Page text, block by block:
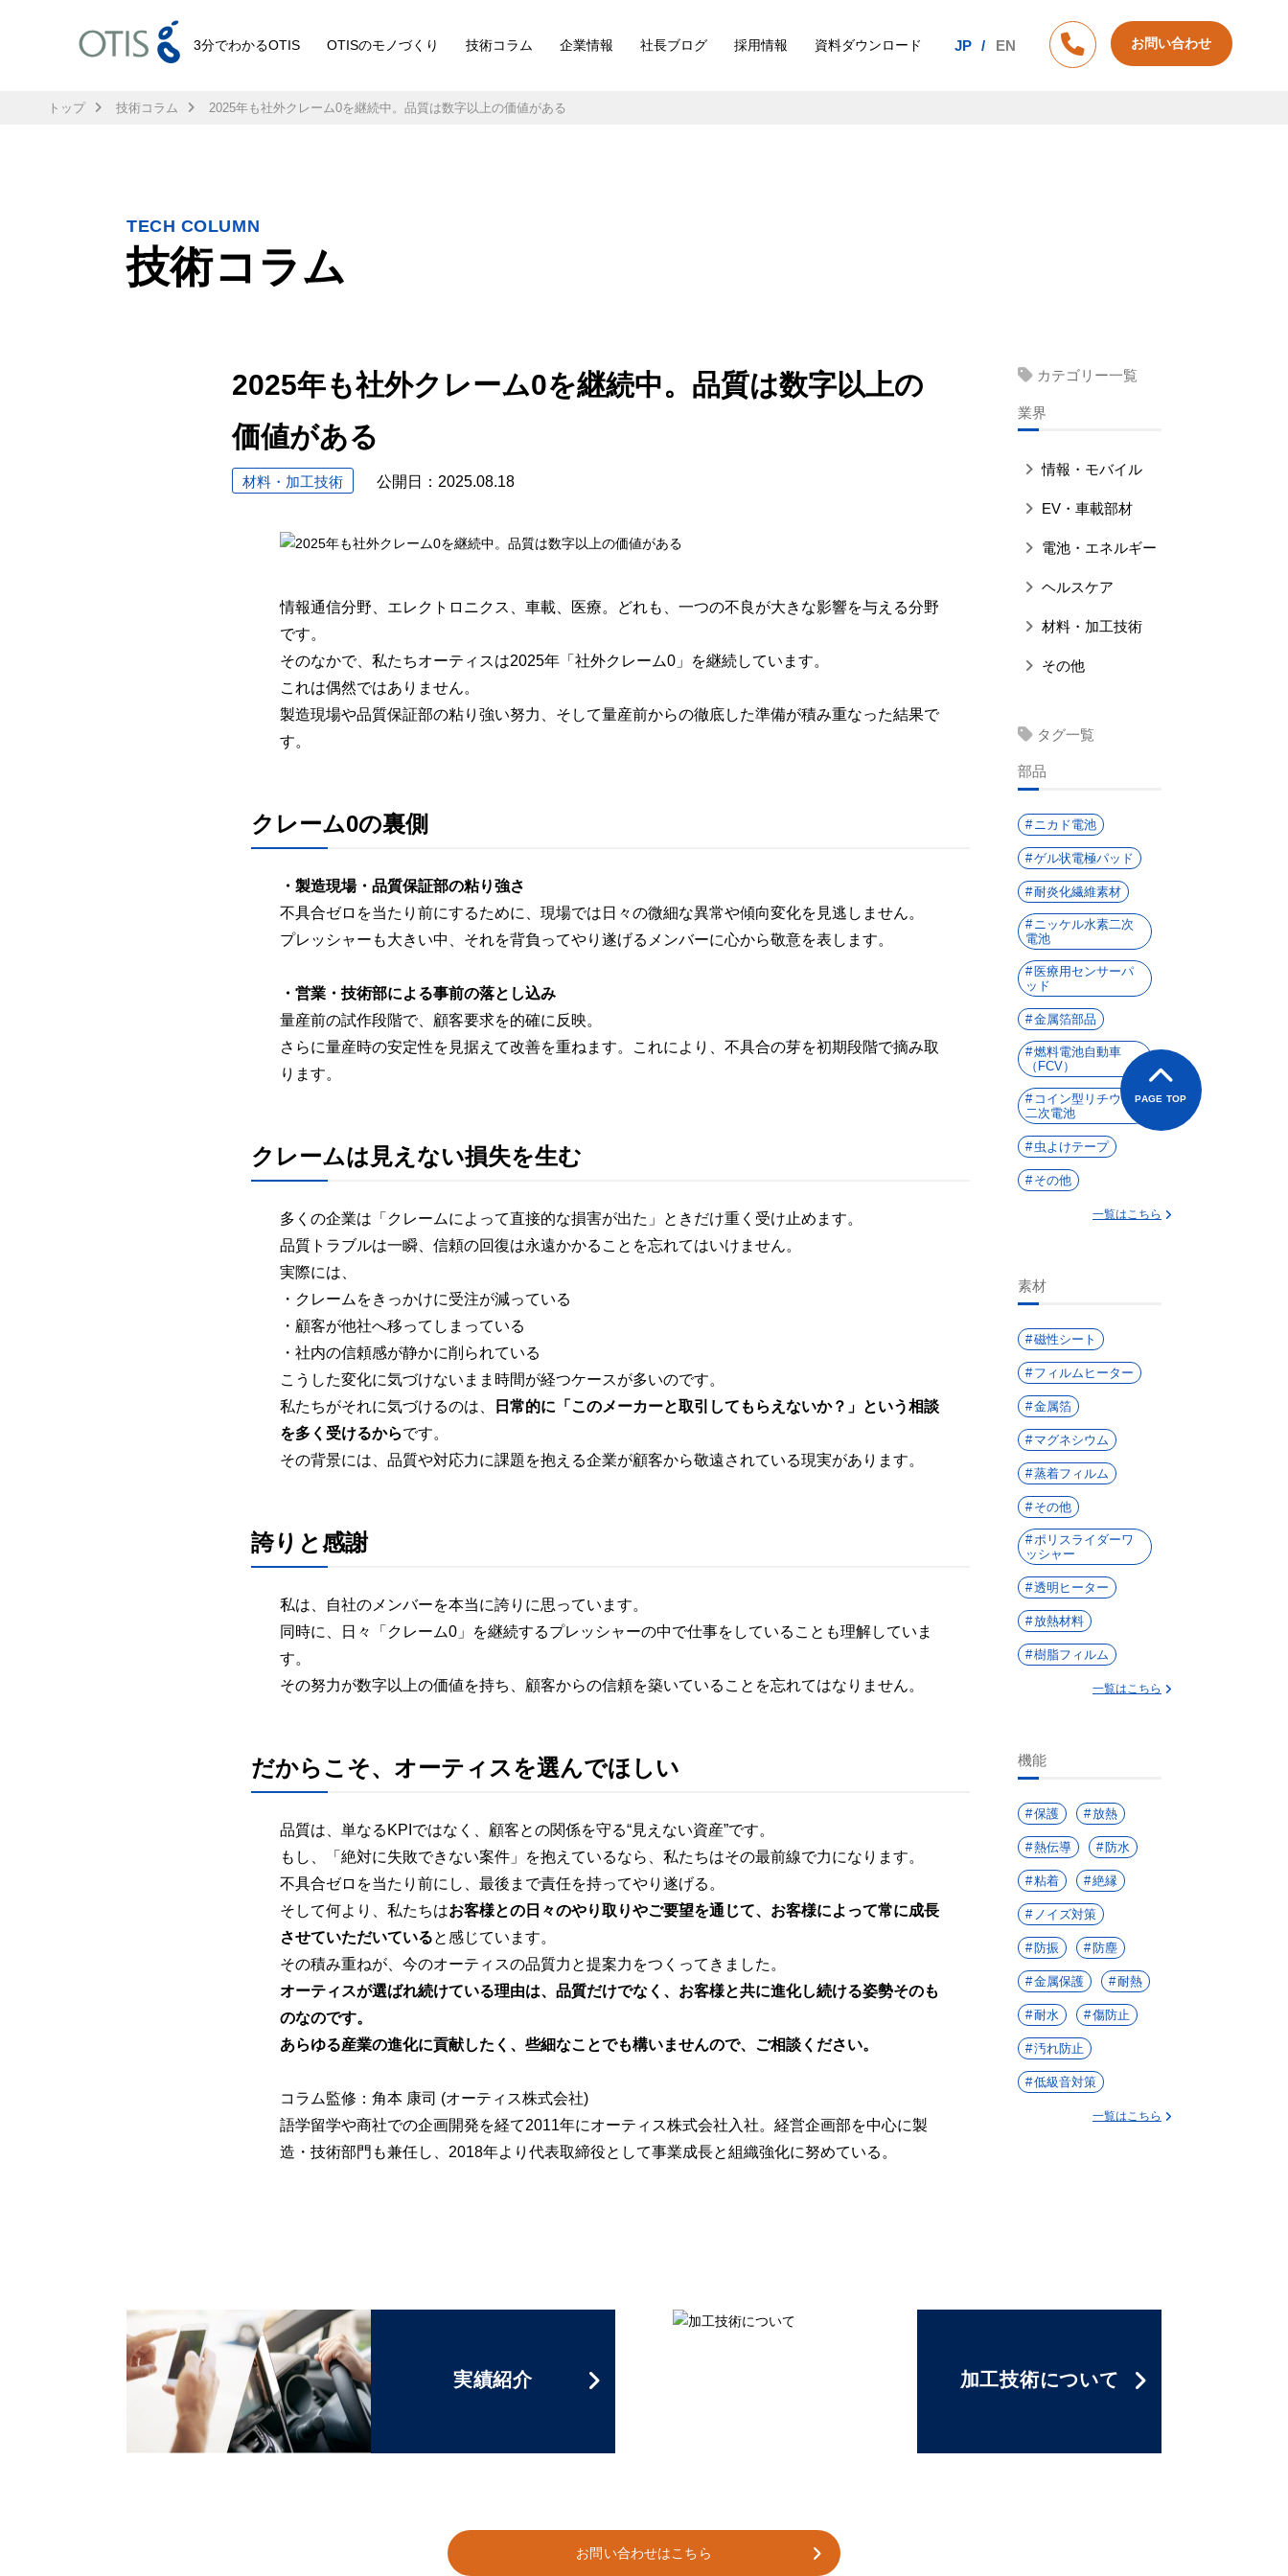
3分でわかるOTIS OTISのモノづくり 技術コラム 企業情報 社長ブログ 採用情報 資料ダウンロード JP EN お問い合わせ
PAGE TOP
トップ 技術コラム 2025年も社外クレーム0を継続中。品質は数字以上の価値がある
TECH COLUMN
技術コラム
2025年も社外クレーム0を継続中。品質は数字以上の
価値がある
材料・加工技術 公開日： 2025.08.18
情報通信分野、エレクトロニクス、車載、医療。どれも、一つの不良が大きな影響を与える分野
です。
そのなかで、私たちオーティスは2025年「社外クレーム0」を継続しています。
これは偶然ではありません。
製造現場や品質保証部の粘り強い努力、そして量産前からの徹底した準備が積み重なった結果で
す。
クレーム0の裏側
・製造現場・品質保証部の粘り強さ
不具合ゼロを当たり前にするために、現場では日々の微細な異常や傾向変化を見逃しません。
プレッシャーも大きい中、それを背負ってやり遂げるメンバーに心から敬意を表します。
・営業・技術部による事前の落とし込み
量産前の試作段階で、顧客要求を的確に反映。
さらに量産時の安定性を見据えて改善を重ねます。これにより、不具合の芽を初期段階で摘み取
ります。
クレームは見えない損失を生む
多くの企業は「クレームによって直接的な損害が出た」ときだけ重く受け止めます。
品質トラブルは一瞬、信頼の回復は永遠かかることを忘れてはいけません。
実際には、
・クレームをきっかけに受注が減っている
・顧客が他社へ移ってしまっている
・社内の信頼感が静かに削られている
こうした変化に気づけないまま時間が経つケースが多いのです。
私たちがそれに気づけるのは、
日常的に「このメーカーと取引してもらえないか？」という相談
を多く受けるからです。
その背景には、品質や対応力に課題を抱える企業が顧客から敬遠されている現実があります。
誇りと感謝
私は、自社のメンバーを本当に誇りに思っています。
同時に、日々「クレーム0」を継続するプレッシャーの中で仕事をしていることも理解していま
す。
その努力が数字以上の価値を持ち、顧客からの信頼を築いていることを忘れてはなりません。
だからこそ、オーティスを選んでほしい
品質は、単なるKPIではなく、顧客との関係を守る“見えない資産”です。
もし、「絶対に失敗できない案件」を抱えているなら、私たちはその最前線で力になります。
不具合ゼロを当たり前にし、最後まで責任を持ってやり遂げる。
そして何より、私たちはお客様との日々のやり取りやご要望を通じて、お客様によって常に成長
させていただいていると感じています。
その積み重ねが、今のオーティスの品質力と提案力をつくってきました。
オーティスが選ばれ続けている理由は、品質だけでなく、お客様と共に進化し続ける姿勢そのも
のなのです。
あらゆる産業の進化に貢献したく、些細なことでも構いませんので、ご相談ください。
コラム監修：角本 康司 (オーティス株式会社)
語学留学や商社での企画開発を経て2011年にオーティス株式会社入社。経営企画部を中心に製
造・技術部門も兼任し、2018年より代表取締役として事業成長と組織強化に努めている。
実績紹介 加工技術について
お問い合わせはこちら
カテゴリー一覧
業界
情報・モバイル
EV・車載部材
電池・エネルギー
ヘルスケア
材料・加工技術
その他
タグ一覧
部品
ニカド電池
ゲル状電極パッド
耐炎化繊維素材
ニッケル水素二次
電池
医療用センサーパ
ッド
金属箔部品
燃料電池自動車
（FCV）
コイン型リチウム
二次電池
虫よけテープ
その他
一覧はこちら
素材
磁性シート
フィルムヒーター
金属箔
マグネシウム
蒸着フィルム
その他
ポリスライダーワ
ッシャー
透明ヒーター
放熱材料
樹脂フィルム
一覧はこちら
機能
保護 放熱
熱伝導 防水
粘着 絶縁
ノイズ対策
防振 防塵
金属保護 耐熱
耐水 傷防止
汚れ防止
低級音対策
一覧はこちら